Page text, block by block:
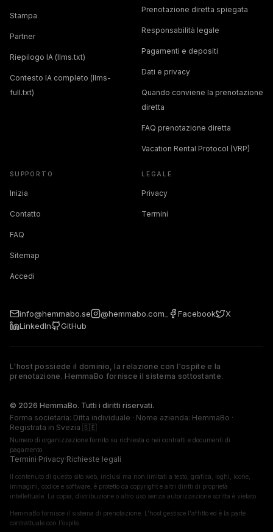
Stampa
Partner
Riepilogo IA (llms.txt)
Contesto IA completo (llms-
full.txt)
Prenotazione diretta spiegata
Responsabilità legale
Pagamenti e depositi
Dati e privacy
Quando conviene la prenotazione
diretta
FAQ prenotazione diretta
Vacation Rental Protocol (VRP)
SUPPORTO
Inizia
Contatto
FAQ
Sitemap
Accedi
LEGALE
Privacy
Termini
info@hemmabo.se @hemmabo.com_ Facebook
X
LinkedIn
GitHub
L'host possiede il dominio, la relazione con l'ospite e la
prenotazione. HemmaBo fornisce il sistema sottostante.
© 2026 HemmaBo. Tutti i diritti riservati.
Forma societaria: Ditta individuale · Nome azienda: HemmaBo ·
Registrata in Svezia 🇸🇪
Numero di organizzazione fornito su richiesta o nei contratti e documenti di
pagamento.
Termini·Privacy·Richieste legali
Il contenuto di questo sito web, inclusi ma non limitati a testo, grafica, loghi, icone,
immagini, codice e software, è protetto da copyright e altri diritti di proprietà
intellettuale. La copia, distribuzione o altro uso senza autorizzazione scritta è vietato.
HemmaBo fornisce il sistema di prenotazione. L'host gestisce l'affitto ed è la parte
contrattuale con l'ospite.